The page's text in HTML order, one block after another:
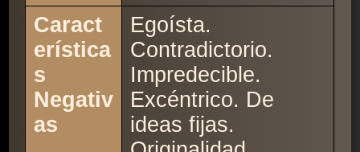
Caract
erística
s
Negativ
as
Egoísta.
Contradictorio.
Impredecible.
Excéntrico. De
ideas fijas.